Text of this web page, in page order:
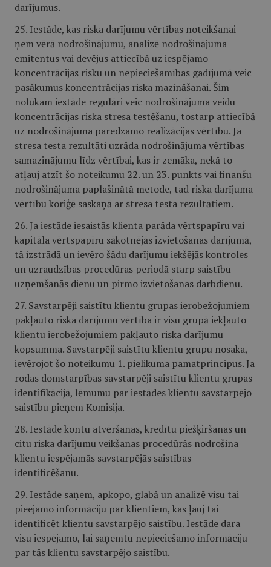
darījumus.
25. Iestāde, kas riska darījumu vērtības noteikšanai
ņem vērā nodrošinājumu, analizē nodrošinājuma
emitentus vai devējus attiecībā uz iespējamo
koncentrācijas risku un nepieciešamības gadījumā veic
pasākumus koncentrācijas riska mazināšanai. Šim
nolūkam iestāde regulāri veic nodrošinājuma veidu
koncentrācijas riska stresa testēšanu, tostarp attiecībā
uz nodrošinājuma paredzamo realizācijas vērtību. Ja
stresa testa rezultāti uzrāda nodrošinājuma vērtības
samazinājumu līdz vērtībai, kas ir zemāka, nekā to
atļauj atzīt šo noteikumu 22. un 23. punkts vai finanšu
nodrošinājuma paplašinātā metode, tad riska darījuma
vērtību koriģē saskaņā ar stresa testa rezultātiem.
26. Ja iestāde iesaistās klienta parāda vērtspapīru vai
kapitāla vērtspapīru sākotnējās izvietošanas darījumā,
tā izstrādā un ievēro šādu darījumu iekšējās kontroles
un uzraudzības procedūras periodā starp saistību
uzņemšanās dienu un pirmo izvietošanas darbdienu.
27. Savstarpēji saistītu klientu grupas ierobežojumiem
pakļauto riska darījumu vērtība ir visu grupā iekļauto
klientu ierobežojumiem pakļauto riska darījumu
kopsumma. Savstarpēji saistītu klientu grupu nosaka,
ievērojot šo noteikumu 1. pielikuma pamatprincipus. Ja
rodas domstarpības savstarpēji saistītu klientu grupas
identifikācijā, lēmumu par iestādes klientu savstarpējo
saistību pieņem Komisija.
28. Iestāde kontu atvēršanas, kredītu piešķiršanas un
citu riska darījumu veikšanas procedūrās nodrošina
klientu iespējamās savstarpējās saistības
identificēšanu.
29. Iestāde saņem, apkopo, glabā un analizē visu tai
pieejamo informāciju par klientiem, kas ļauj tai
identificēt klientu savstarpējo saistību. Iestāde dara
visu iespējamo, lai saņemtu nepieciešamo informāciju
par tās klientu savstarpējo saistību.